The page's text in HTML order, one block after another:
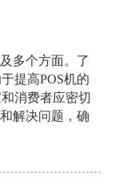
多个方面。了
提高POS机的
消费者应密切
解决问题，确